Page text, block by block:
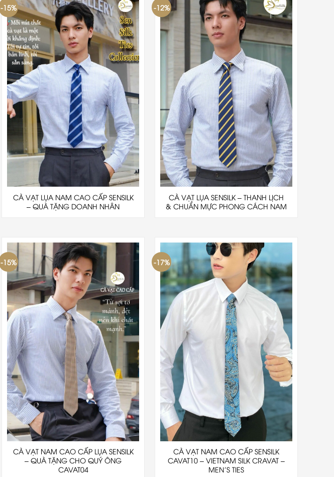
-15%
CÀ VẠT LỤA NAM CAO CẤP SENSILK
– QUÀ TẶNG DOANH NHÂN
-12%
CÀ VẠT LỤA SENSILK – THANH LỊCH
& CHUẨN MỰC PHONG CÁCH NAM
-15%
CÀ VẠT NAM CAO CẤP LỤA SENSILK
– QUÀ TẶNG CHO QUÝ ÔNG
CAVAT04
-17%
CÀ VẠT NAM CAO CẤP SENSILK
CAVAT10 – VIETNAM SILK CRAVAT –
MEN’S TIES